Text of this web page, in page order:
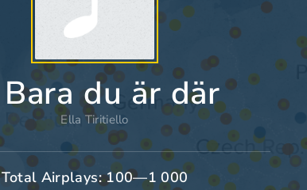
Bara du är där
Ella Tiritiello
Total Airplays: 100—1 000